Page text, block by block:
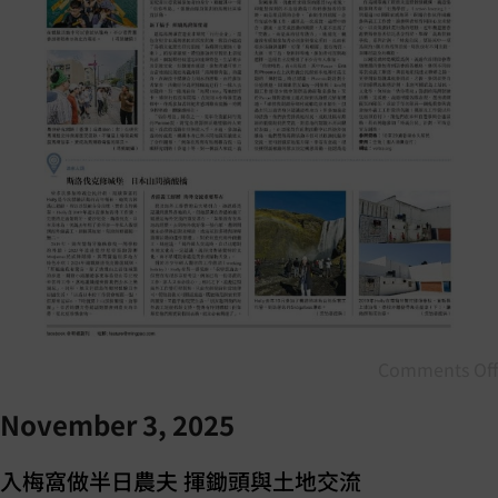
November 3, 2025
入梅窩做半日農夫 揮鋤頭與土地交流